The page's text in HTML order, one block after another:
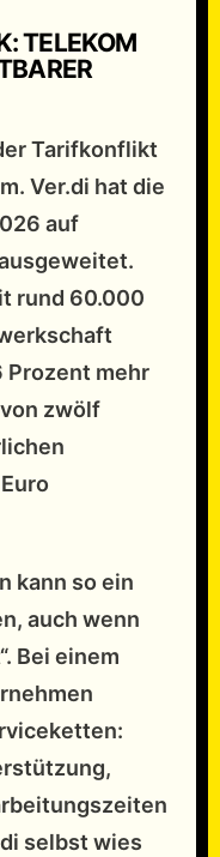
TELEKOM
Tarifkonflikt
Ver.di hat die
auf
rund 60.000
Prozent mehr
zwölf
kann so ein
auch wenn
Bei einem
selbst wies